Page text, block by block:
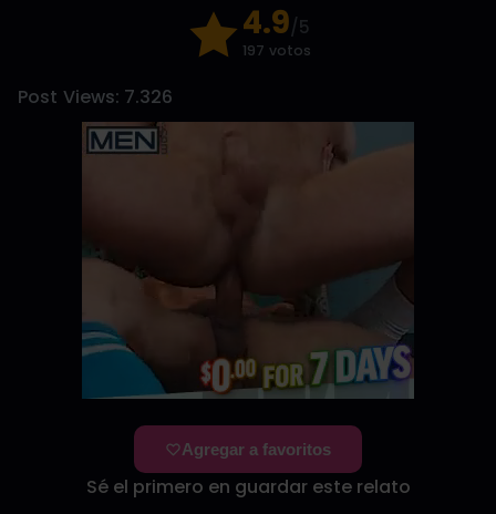
4.9/5
197 votos
Post Views: 7.326
Agregar a favoritos
Sé el primero en guardar este relato